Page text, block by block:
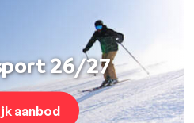
26/27
aanbod